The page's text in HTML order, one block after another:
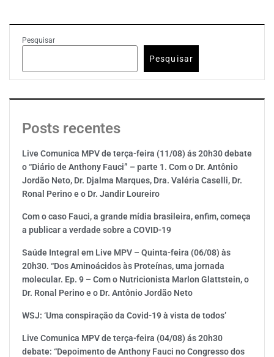
Pesquisar
Pesquisar
Posts recentes
Live Comunica MPV de terça-feira (11/08) ás 20h30 debate
o “Diário de Anthony Fauci” – parte 1. Com o Dr. Antônio
Jordão Neto, Dr. Djalma Marques, Dra. Valéria Caselli, Dr.
Ronal Perino e o Dr. Jandir Loureiro
Com o caso Fauci, a grande mídia brasileira, enfim, começa
a publicar a verdade sobre a COVID-19
Saúde Integral em Live MPV – Quinta-feira (06/08) às
20h30. “Dos Aminoácidos às Proteínas, uma jornada
molecular. Ep. 9 – Com o Nutricionista Marlon Glattstein, o
Dr. Ronal Perino e o Dr. Antônio Jordão Neto
WSJ: ‘Uma conspiração da Covid-19 à vista de todos’
Live Comunica MPV de terça-feira (04/08) ás 20h30
debate: “Depoimento de Anthony Fauci no Congresso dos